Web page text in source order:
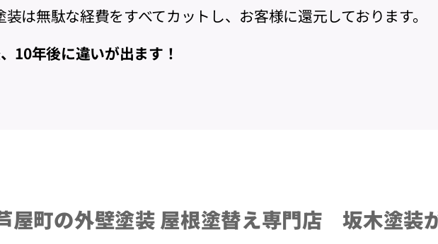
装は無駄な経費をすべてカットし、お客様に還元しております。
10年後に違いが出ます！
屋町の外壁塗装 屋根塗替え専門店 坂木塗装